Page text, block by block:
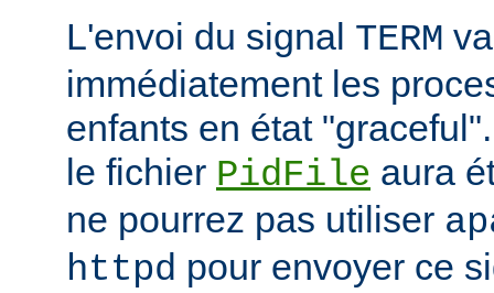
L'envoi du signal TERM
immédiatement les
enfants en état
le fichier PidFile aura
ne pourrez pas utiliser
httpd pour envoyer ce